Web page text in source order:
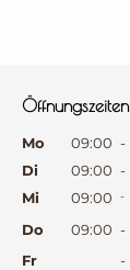
Öffnungszeiten
Mo
09:00 -
Di
09:00 -
Mi
09:00 -
Do
09:00 -
Fr -